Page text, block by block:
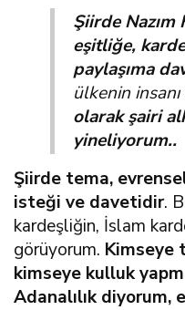
Şiirde
eşitliğe,
paylaşıma
ülkenin
olarak şairi
yineliyorum..
Şiirde tema,
isteği ve davetidir.
kardeşliğin, İslam
görüyorum. Kimseye
kimseye kulluk
Adanalılık diyorum,